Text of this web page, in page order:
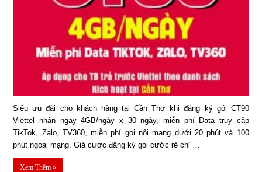
Siêu ưu đãi cho khách hàng tại Cần Thơ khi đăng ký gói CT90
Viettel nhận ngay 4GB/ngày x 30 ngày, miễn phí Data truy cập
TikTok, Zalo, TV360, miễn phí gọi nội mạng dưới 20 phút và 100
phút ngoại mạng. Giá cước đăng ký gói cước rẻ chỉ …
Xem Thêm »